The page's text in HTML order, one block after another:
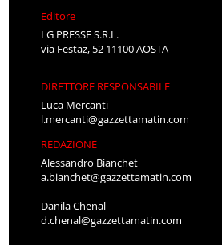
Editore
LG PRESSE S.R.L.
via Festaz, 52 11100 AOSTA
DIRETTORE RESPONSABILE
Luca Mercanti
l.mercanti@gazzettamatin.com
REDAZIONE
Alessandro Bianchet
a.bianchet@gazzettamatin.com
Danila Chenal
d.chenal@gazzettamatin.com